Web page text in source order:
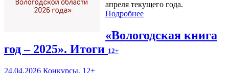
апреля текущего года.
Подробнее
«Вологодская книга
год – 2025». Итоги 12+
24.04.2026 Конкурсы, 12+